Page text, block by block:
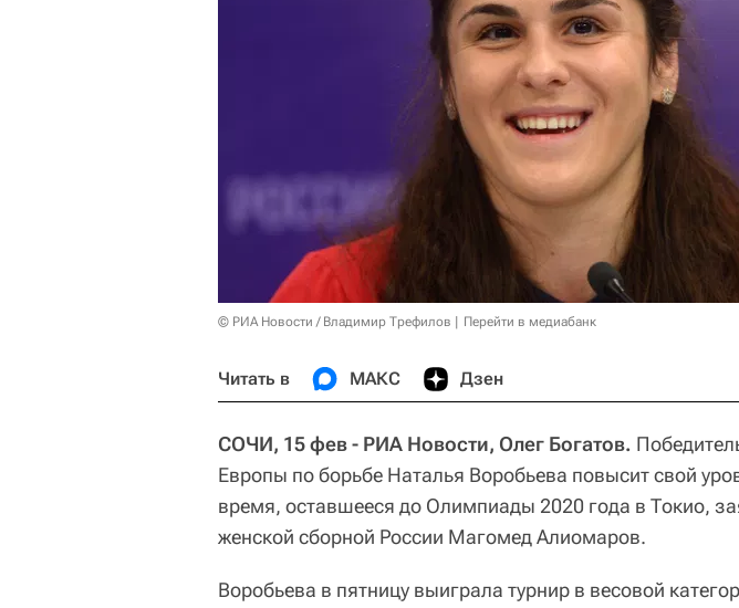
© РИА Новости / Владимир Трефилов Перейти в медиабанк
Читать в МАКС Дзен
СОЧИ, 15 фев - РИА Новости, Олег Богатов.
Европы по борьбе Наталья Воробьева повысит свой
время, оставшееся до Олимпиады 2020 года в Токио,
женской сборной России Магомед Алиомаров.
Воробьева в пятницу выиграла турнир в весовой